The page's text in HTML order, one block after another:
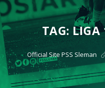
TAG:
Official Site PSS Sleman